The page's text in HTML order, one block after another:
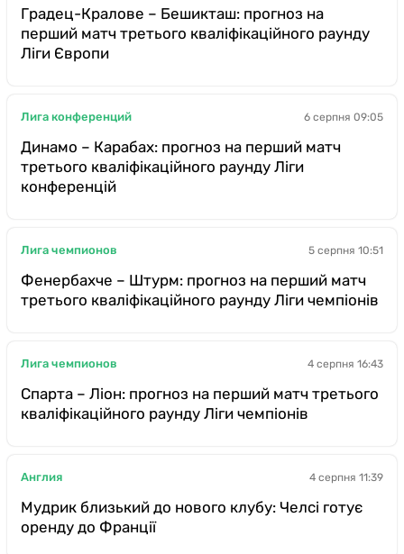
Градец-Кралове – Бешикташ: прогноз на
перший матч третього кваліфікаційного раунду
Ліги Європи
Лига конференций 6 серпня 09:05
Динамо – Карабах: прогноз на перший матч
третього кваліфікаційного раунду Ліги
конференцій
Лига чемпионов 5 серпня 10:51
Фенербахче – Штурм: прогноз на перший матч
третього кваліфікаційного раунду Ліги чемпіонів
Лига чемпионов 4 серпня 16:43
Спарта – Ліон: прогноз на перший матч третього
кваліфікаційного раунду Ліги чемпіонів
Англия 4 серпня 11:39
Мудрик близький до нового клубу: Челсі готує
оренду до Франції